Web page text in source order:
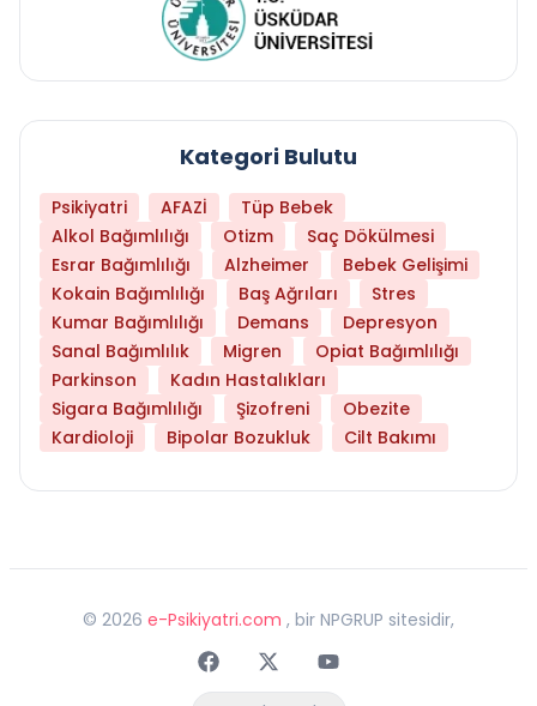
Kategori Bulutu
Psikiyatri AFAZİ
Tüp Bebek
Alkol Bağımlılığı
Otizm
Saç Dökülmesi
Esrar Bağımlılığı
Alzheimer
Bebek Gelişimi
Kokain Bağımlılığı
Baş Ağrıları
Stres
Kumar Bağımlılığı
Demans
Depresyon
Sanal Bağımlılık
Migren
Opiat Bağımlılığı
Parkinson
Kadın Hastalıkları
Sigara Bağımlılığı
Şizofreni
Obezite
Kardioloji
Bipolar Bozukluk Cilt Bakımı
© 2026 e-Psikiyatri.com , bir NPGRUP sitesidir,
FaceebokTwitterYoutube